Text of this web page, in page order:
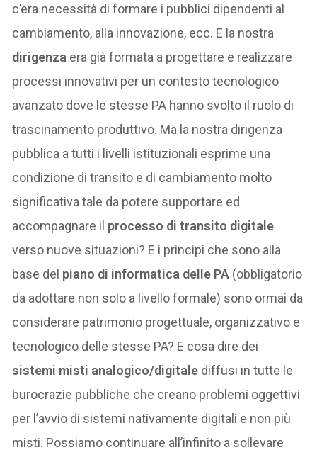
c’era necessità di formare i pubblici dipendenti al
cambiamento, alla innovazione, ecc. E la nostra
dirigenza era già formata a progettare e realizzare
processi innovativi per un contesto tecnologico
avanzato dove le stesse PA hanno svolto il ruolo di
trascinamento produttivo. Ma la nostra dirigenza
pubblica a tutti i livelli istituzionali esprime una
condizione di transito e di cambiamento molto
significativa tale da potere supportare ed
accompagnare il processo di transito digitale
verso nuove situazioni? E i principi che sono alla
base del piano di informatica delle PA (obbligatorio
da adottare non solo a livello formale) sono ormai da
considerare patrimonio progettuale, organizzativo e
tecnologico delle stesse PA? E cosa dire dei
sistemi misti analogico/digitale diffusi in tutte le
burocrazie pubbliche che creano problemi oggettivi
per l’avvio di sistemi nativamente digitali e non più
misti. Possiamo continuare all’infinito a sollevare